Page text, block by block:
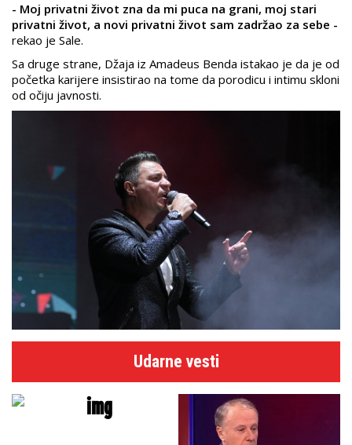
- Moj privatni život zna da mi puca na grani, moj stari
privatni život, a novi privatni život sam zadržao za sebe -
rekao je Sale.
Sa druge strane, Džaja iz Amadeus Benda istakao je da je od
početka karijere insistirao na tome da porodicu i intimu skloni
od očiju javnosti.
Udarne vesti